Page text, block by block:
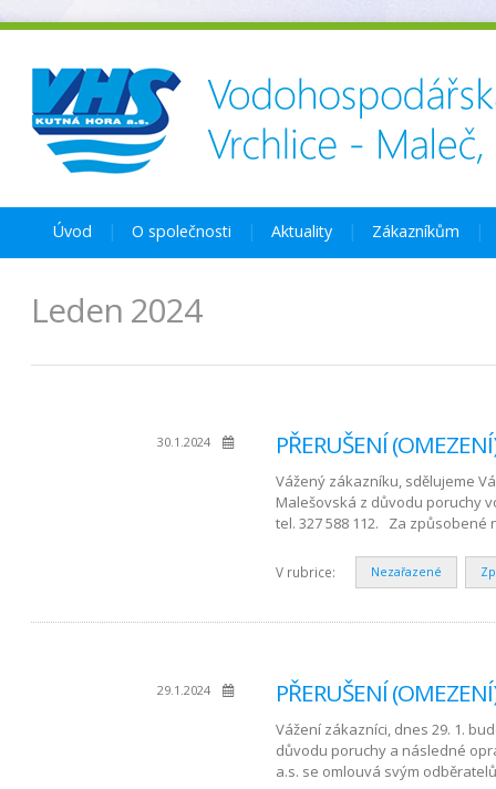
Úvod O společnosti Aktuality Zákazníkům
Leden 2024
30.1.2024 PŘERUŠENÍ
Vážený zákazníku, sdělujeme
Malešovská z důvodu poruchy
tel. 327 588 112. Za způsobené
V rubrice: Nezařazené
29.1.2024 PŘERUŠENÍ
Vážení zákazníci, dnes 29. 1.
důvodu poruchy a následné
a.s. se omlouvá svým